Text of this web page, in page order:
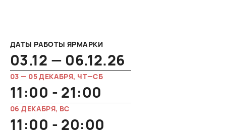
ДАТЫ РАБОТЫ ЯРМАРКИ
03.12 — 06.12.26
03 — 05 ДЕКАБРЯ, ЧТ—СБ
11:00 - 21:00
06 ДЕКАБРЯ, ВС
11:00 - 20:00